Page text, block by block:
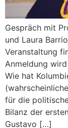
Gespräch mit
und Laura
Veranstaltung
Anmeldung
Wie hat
für die
Bilanz der
Gustavo […]